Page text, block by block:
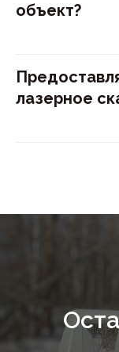
объект?
лазерное